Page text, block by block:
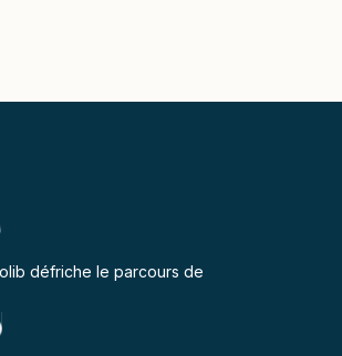
défriche le parcours de